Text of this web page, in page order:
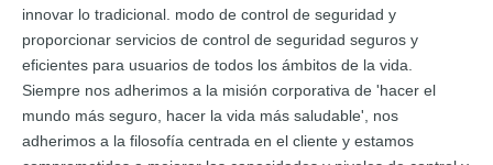
innovar lo tradicional. modo de control de seguridad y
proporcionar servicios de control de seguridad seguros y
eficientes para usuarios de todos los ámbitos de la vida.
Siempre nos adherimos a la misión corporativa de 'hacer el
mundo más seguro, hacer la vida más saludable', nos
adherimos a la filosofía centrada en el cliente y estamos